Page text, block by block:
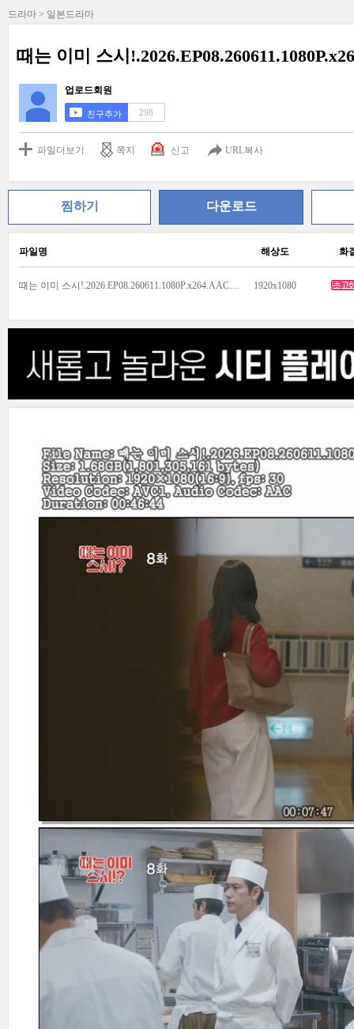
드라마 > 일본드라마
때는 이미 스시
업로드회원
친구추가 298
파일더보기 쪽지 신고 URL복사
찜하기 다운로드
파일명 해상도 화
때는 이미 스시!.2026.EP08.260611.1080P.x264.AAC-DarK.mp4 1920x1080